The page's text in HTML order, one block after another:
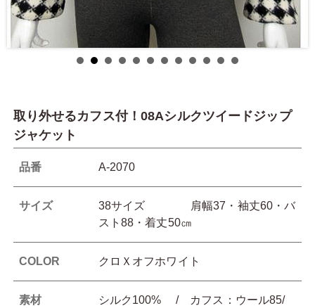
取り外せるカフス付！08Aシルクツイードジップ
ジャケット
品番 A-2070
サイズ
38サイズ 肩幅37・袖丈60・バ
スト88・着丈50㎝
COLOR クロＸオフホワイト
素材
シルク100% / カフス：ウール85/